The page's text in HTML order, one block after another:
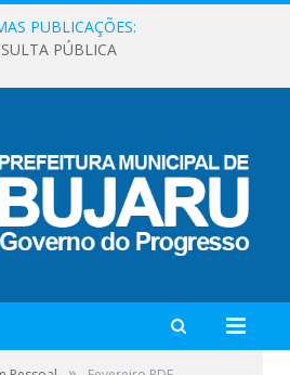
PUBLICAÇÕES:
PÚBLICA